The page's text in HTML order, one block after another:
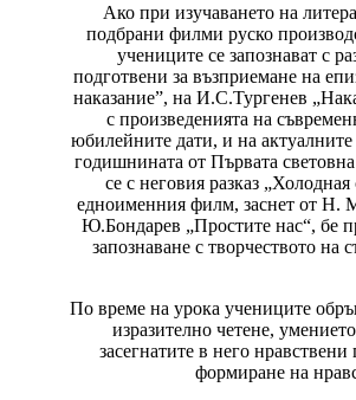
Ако при изучаването на
подбрани филми руско
учениците се запознават с
подготвени за възприемане на
наказание”, на И.С.Тургенев
с произведенията на
юбилейните дати, и на
годишнината от Първата
се с неговия разказ
едноименния филм, заснет от Н.
Ю.Бондарев „Простите нас“, бе
запознаване с творчеството на
По време на урока учениците
изразително четене,
засегнатите в него
формиране на